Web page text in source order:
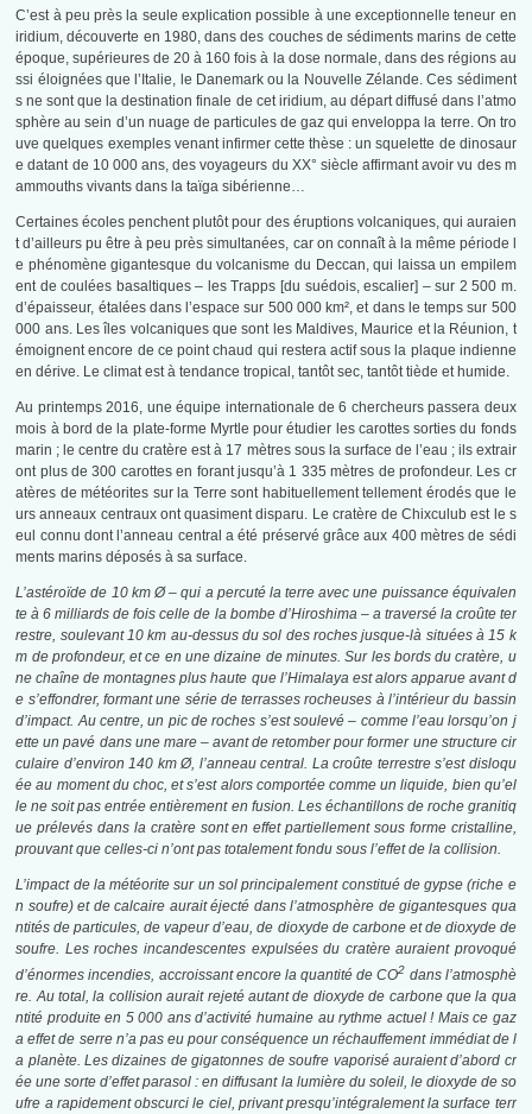
C’est à peu près la seule explication possible à une exceptionnelle teneur en
iridium, découverte en 1980, dans des couches de sédiments marins de cette
époque, supérieures de 20 à 160 fois à la dose normale, dans des régions au
ssi éloignées que l’Italie, le Danemark ou la Nouvelle Zélande. Ces sédiment
s ne sont que la destination finale de cet iridium, au départ diffusé dans l’atmo
sphère au sein d’un nuage de particules de gaz qui enveloppa la terre. On tro
uve quelques exemples venant infirmer cette thèse : un squelette de dinosaur
e datant de 10 000 ans, des voyageurs du XX° siècle affirmant avoir vu des m
ammouths vivants dans la taïga sibérienne…
Certaines écoles penchent plutôt pour des éruptions volcaniques, qui auraien
t d’ailleurs pu être à peu près simultanées, car on connaît à la même période l
e phénomène gigantesque du volcanisme du Deccan, qui laissa un empilem
ent de coulées basaltiques – les Trapps [du suédois, escalier] – sur 2 500 m.
d’épaisseur, étalées dans l’espace sur 500 000 km², et dans le temps sur 500
000 ans. Les îles volcaniques que sont les Maldives, Maurice et la Réunion, t
émoignent encore de ce point chaud qui restera actif sous la plaque indienne
en dérive. Le climat est à tendance tropical, tantôt sec, tantôt tiède et humide.
Au printemps 2016, une équipe internationale de 6 chercheurs passera deux
mois à bord de la plate-forme Myrtle pour étudier les carottes sorties du fonds
marin ; le centre du cratère est à 17 mètres sous la surface de l’eau ; ils extrair
ont plus de 300 carottes en forant jusqu’à 1 335 mètres de profondeur. Les cr
atères de météorites sur la Terre sont habituellement tellement érodés que le
urs anneaux centraux ont quasiment disparu. Le cratère de Chixculub est le s
eul connu dont l’anneau central a été préservé grâce aux 400 mètres de sédi
ments marins déposés à sa surface.
L’astéroïde de 10 km Ø – qui a percuté la terre avec une puissance équivalen
te à 6 milliards de fois celle de la bombe d’Hiroshima – a traversé la croûte ter
restre, soulevant 10 km au-dessus du sol des roches jusque-là situées à 15 k
m de profondeur, et ce en une dizaine de minutes. Sur les bords du cratère, u
ne chaîne de montagnes plus haute que l’Himalaya est alors apparue avant d
e s’effondrer, formant une série de terrasses rocheuses à l’intérieur du bassin
d’impact. Au centre, un pic de roches s’est soulevé – comme l’eau lorsqu’on j
ette un pavé dans une mare – avant de retomber pour former une structure cir
culaire d’environ 140 km Ø, l’anneau central. La croûte terrestre s’est disloqu
ée au moment du choc, et s’est alors comportée comme un liquide, bien qu’el
le ne soit pas entrée entièrement en fusion. Les échantillons de roche granitiq
ue prélevés dans la cratère sont en effet partiellement sous forme cristalline,
prouvant que celles-ci n’ont pas totalement fondu sous l’effet de la collision.
L’impact de la météorite sur un sol principalement constitué de gypse (riche e
n soufre) et de calcaire aurait éjecté dans l’atmosphère de gigantesques qua
ntités de particules, de vapeur d’eau, de dioxyde de carbone et de dioxyde de
soufre. Les roches incandescentes expulsées du cratère auraient provoqué
d’énormes incendies, accroissant encore la quantité de CO2 dans l’atmosphè
re. Au total, la collision aurait rejeté autant de dioxyde de carbone que la qua
ntité produite en 5 000 ans d’activité humaine au rythme actuel ! Mais ce gaz
a effet de serre n’a pas eu pour conséquence un réchauffement immédiat de l
a planète. Les dizaines de gigatonnes de soufre vaporisé auraient d’abord cr
ée une sorte d’effet parasol : en diffusant la lumière du soleil, le dioxyde de so
ufre a rapidement obscurci le ciel, privant presqu’intégralement la surface terr